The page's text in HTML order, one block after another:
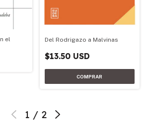
el
Del Rodrigazo a Malvinas
$13.50 USD
1 / 2